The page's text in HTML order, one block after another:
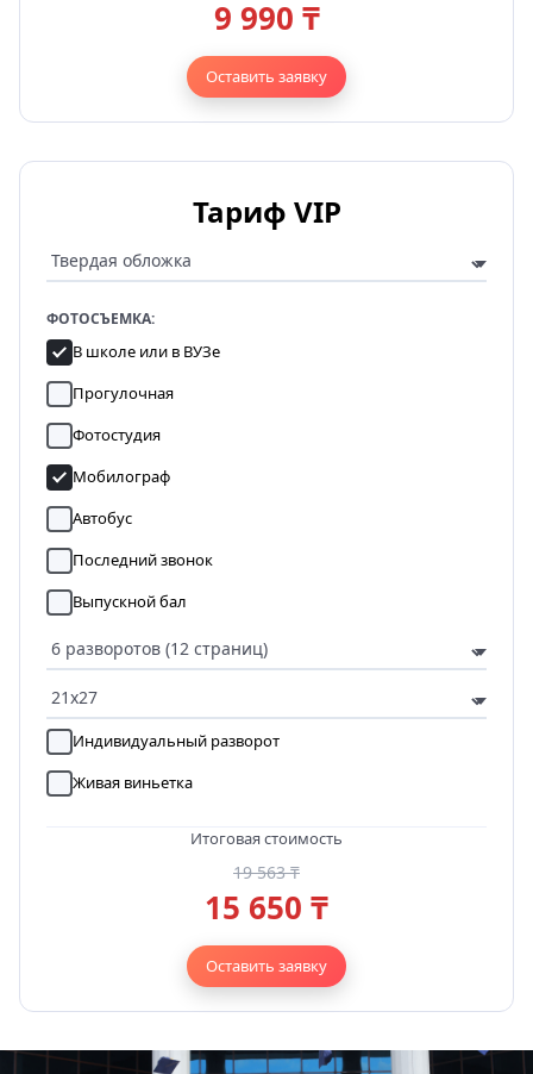
9 990 ₸
Оставить заявку
Тариф VIP
ФОТОСЪЕМКА:
В школе или в ВУЗе
Прогулочная
Фотостудия
Мобилограф
Автобус
Последний звонок
Выпускной бал
Индивидуальный разворот
Живая виньетка
Итоговая стоимость
19 563 ₸
15 650 ₸
Оставить заявку